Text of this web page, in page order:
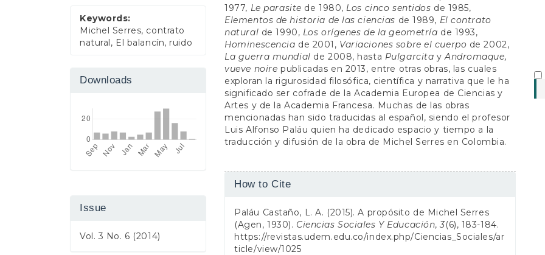
Keywords:
Michel Serres, contrato
natural, El balancín, ruido
Downloads
Issue
Vol. 3 No. 6 (2014)
1977, Le parasite de 1980, Los cinco sentidos de 1985,
Elementos de historia de las ciencias de 1989, El contrato
natural de 1990, Los orígenes de la geometría de 1993,
Hominescencia de 2001, Variaciones sobre el cuerpo de 2002,
La guerra mundial de 2008, hasta Pulgarcita yAndromaque,
vueve noire publicadas en 2013, entre otras obras, las cuales
exploran la rigurosidad filosófica, científica y narrativa que le ha
significado ser cofrade de la Academia Europea de Ciencias y
Artes y de la Academia Francesa. Muchas de las obras
mencionadas han sido traducidas al español, siendo el profesor
Luis Alfonso Paláu quien ha dedicado espacio y tiempo a la
traducción y difusión de la obra de Michel Serres en Colombia.
Article
How to Cite
Paláu Castaño, L. A. (2015). A propósito de Michel Serres
(Agen, 1930). Ciencias Sociales Y Educación,3(6), 183-184.
https://revistas.udem.edu.co/index.php/Ciencias_Sociales/ar
ticle/view/1025